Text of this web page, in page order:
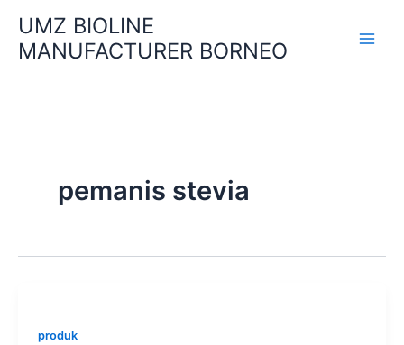
content
UMZ BIOLINE
MANUFACTURER BORNEO
pemanis stevia
produk